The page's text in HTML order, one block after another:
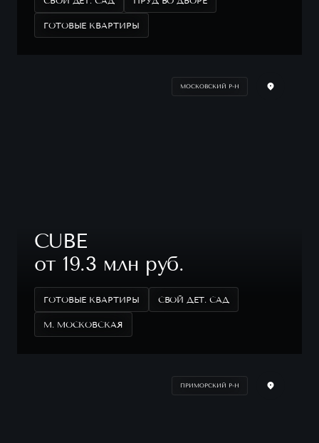
ГОТОВЫЕ КВАРТИРЫ
МОСКОВСКИЙ Р-Н
CUBE
от 19.3 млн руб.
ГОТОВЫЕ КВАРТИРЫ СВОЙ ДЕТ. САД
М. МОСКОВСКАЯ
ПРИМОРСКИЙ Р-Н